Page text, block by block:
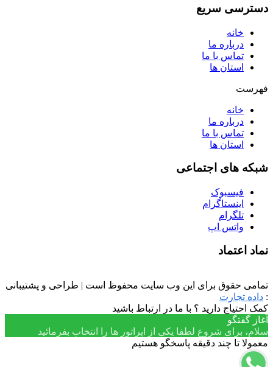
دسترسی سریع
خانه
درباره ما
تماس با ما
استان ها
فهرست
خانه
درباره ما
تماس با ما
استان ها
شبکه های اجتماعی
فیسبوک
اینستاگرام
تلگرام
واتس اپ
نماد اعتماد
تمامی حقوق برای این وب سایت محفوظ است | طراحی و پشتیبانی
: داده تجارت
کمک احتیاج دارید ؟ با ما در ارتباط باشید
آغاز گفتگو
سلام، برای شروع لطفا یکی از اپراتور ها را انتخاب بفرمائید
معمولا تا چند دقیقه پاسخگو هستیم